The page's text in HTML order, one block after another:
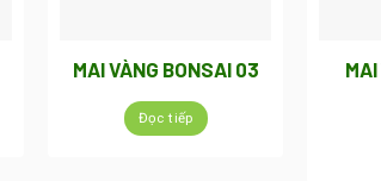
MAI VÀNG BONSAI 03
Đọc tiếp